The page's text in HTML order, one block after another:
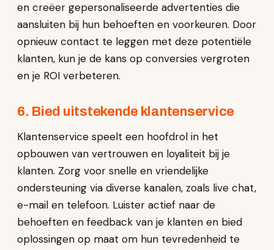
en creëer gepersonaliseerde advertenties die
aansluiten bij hun behoeften en voorkeuren. Door
opnieuw contact te leggen met deze potentiële
klanten, kun je de kans op conversies vergroten
en je ROI verbeteren.
6. Bied uitstekende klantenservice
Klantenservice speelt een hoofdrol in het
opbouwen van vertrouwen en loyaliteit bij je
klanten. Zorg voor snelle en vriendelijke
ondersteuning via diverse kanalen, zoals live chat,
e-mail en telefoon. Luister actief naar de
behoeften en feedback van je klanten en bied
oplossingen op maat om hun tevredenheid te